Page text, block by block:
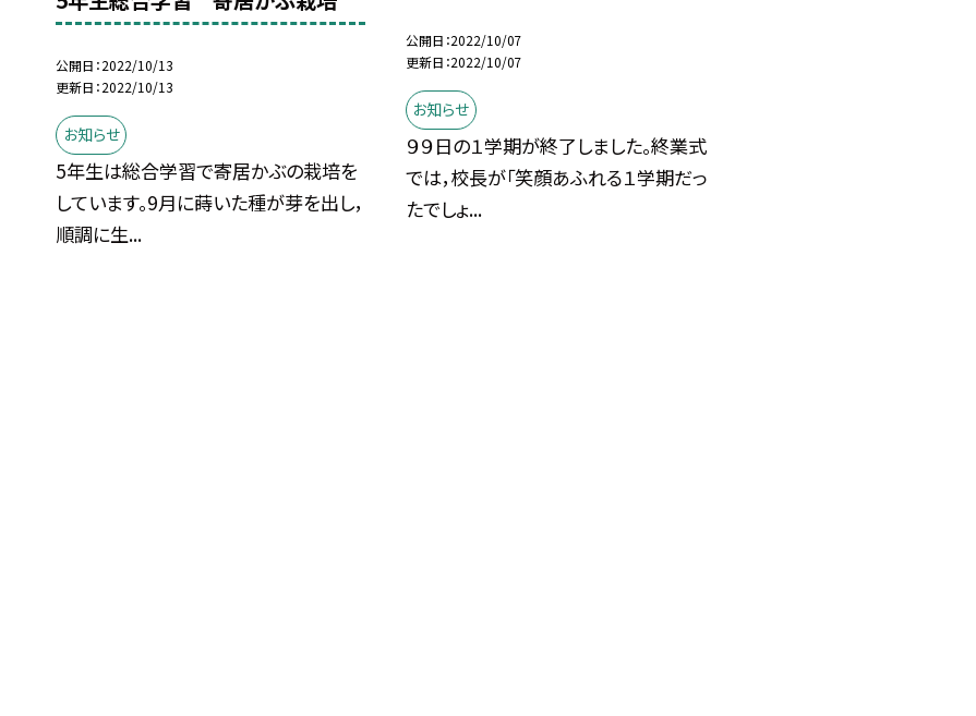
公開日 2022/10/13
更新日 2022/10/13
お知らせ
5年生は総合学習で寄居かぶの栽培を
しています。9月に蒔いた種が芽を出し，
順調に生...
公開日 2022/10/07
更新日 2022/10/07
お知らせ
９９日の１学期が終了しました。終業式
では，校長が「笑顔あふれる１学期だっ
たでしょ...